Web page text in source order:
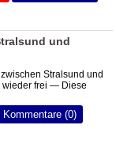
und
Stralsund und
wieder frei — Diese
Kommentare (0)